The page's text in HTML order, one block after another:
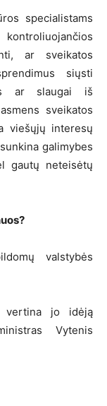
specialistams
ar sveikatos
siųsti
ar slaugai iš
sveikatos
viešųjų interesų
galimybes
gautų neteisėtų
valstybės
vertina jo idėją
Vytenis